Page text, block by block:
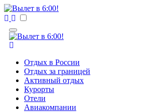
Перейти
к
Генеральный директор: Чернокоз Ольга
info@gosrf.ru +7 (495) 920-51-49
Вылет в 6:00!
Генеральный директор: Чернокоз Ольга
info@gosrf.ru +7 (495) 920-51-49
Отдых в России
Отдых за границей
Активный отдых
Курорты
Отели
Авиакомпании